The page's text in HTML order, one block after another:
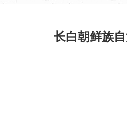
长白朝鲜族